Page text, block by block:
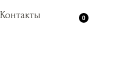
0
Контакты
Контакты